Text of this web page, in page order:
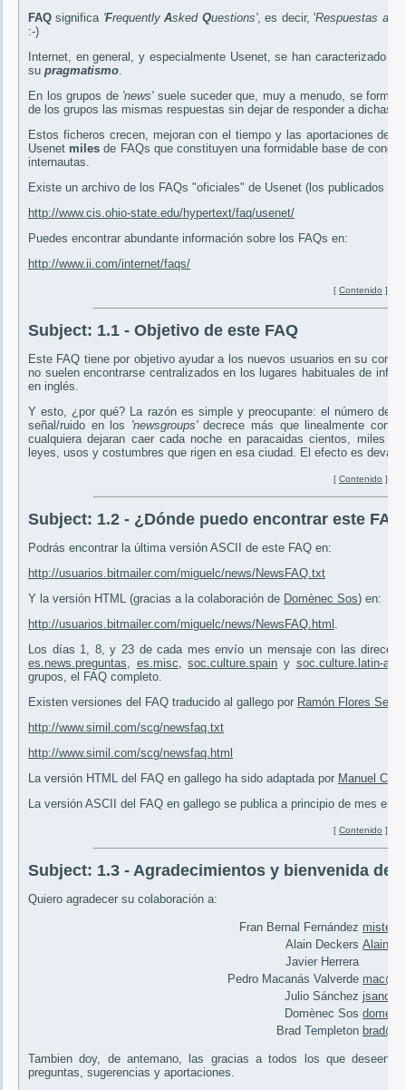
FAQ significa 'FrequentlyAsked Questions', es decir, 'Respuestas a
:-)
Internet, en general, y especialmente Usenet, se han caracterizado
su pragmatismo.
En los grupos de 'news'suele suceder que, muy a menudo, se
de los grupos las mismas respuestas sin dejar de responder a dichas
Estos ficheros crecen, mejoran con el tiempo y las aportaciones de
Usenet miles de FAQs que constituyen una formidable base de
internautas.
Existe un archivo de los FAQs "oficiales" de Usenet (los publicados en
http://www.cis.ohio-state.edu/hypertext/faq/usenet/
Puedes encontrar abundante información sobre los FAQs en:
http://www.ii.com/internet/faqs/
[ Contenido ]
Subject: 1.1 - Objetivo de este FAQ
Este FAQ tiene por objetivo ayudar a los nuevos usuarios en su
no suelen encontrarse centralizados en los lugares habituales de
en inglés.
Y esto, ¿por qué? La razón es simple y preocupante: el número de
señal/ruido en los 'newsgroups'decrece más que linealmente con
cualquiera dejaran caer cada noche en paracaidas cientos, miles
leyes, usos y costumbres que rigen en esa ciudad. El efecto es
[ Contenido ]
Subject: 1.2 - ¿Dónde puedo encontrar este
Podrás encontrar la última versión ASCII de este FAQ en:
http://usuarios.bitmailer.com/miguelc/news/NewsFAQ.txt
Y la versión HTML (gracias a la colaboración de Domènec Sos) en:
http://usuarios.bitmailer.com/miguelc/news/NewsFAQ.html .
Los días 1, 8, y 23 de cada mes envío un mensaje con las
es.news.preguntas, es.misc,soc.culture.spain y soc.culture.latin-
grupos, el FAQ completo.
Existen versiones del FAQ traducido al gallego por Ramón Flores Seijas
http://www.simil.com/scg/newsfaq.txt
http://www.simil.com/scg/newsfaq.html
La versión HTML del FAQ en gallego ha sido adaptada por Manuel
La versión ASCII del FAQ en gallego se publica a principio de mes en
[ Contenido ]
Subject: 1.3 - Agradecimientos y bienvenida de
Quiero agradecer su colaboración a:
Fran Bernal Fernández
Alain Deckers
Javier Herrera
Pedro Macanás Valverde
Julio Sánchez
Domènec Sos
Brad Templeton
Tambien doy, de antemano, las gracias a todos los que deseen
preguntas, sugerencias y aportaciones.